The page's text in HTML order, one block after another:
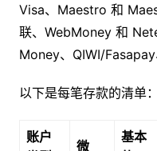
Visa、Maestro 和
联、WebMoney 和
Money、QIWI/
以下是每笔存款的清单：
账户
微
基本